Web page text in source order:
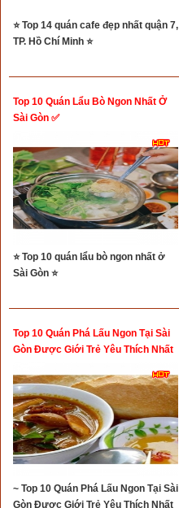
⭐ Top 14 quán cafe đẹp nhất quận 7,
TP. Hồ Chí Minh ⭐
Top 10 Quán Lẩu Bò Ngon Nhất Ở
Sài Gòn ✅
⭐ Top 10 quán lẩu bò ngon nhất ở
Sài Gòn ⭐
Top 10 Quán Phá Lấu Ngon Tại Sài
Gòn Được Giới Trẻ Yêu Thích Nhất
~ Top 10 Quán Phá Lấu Ngon Tại Sài
Gòn Được Giới Trẻ Yêu Thích Nhất